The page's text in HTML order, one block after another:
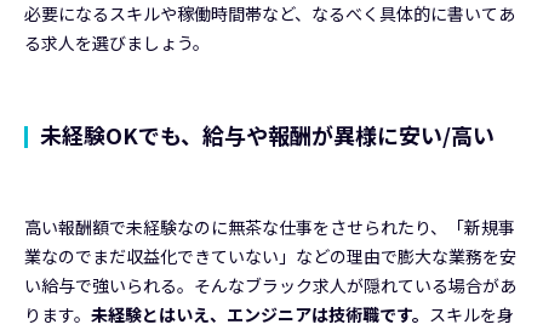
必要になるスキルや稼働時間帯など、なるべく具体的に書いてあ
る求人を選びましょう。
未経験OKでも、給与や報酬が異様に安い/高い
高い報酬額で未経験なのに無茶な仕事をさせられたり、「新規事
業なのでまだ収益化できていない」などの理由で膨大な業務を安
い給与で強いられる。そんなブラック求人が隠れている場合があ
ります。 未経験とはいえ、エンジニアは技術職です。 スキルを身